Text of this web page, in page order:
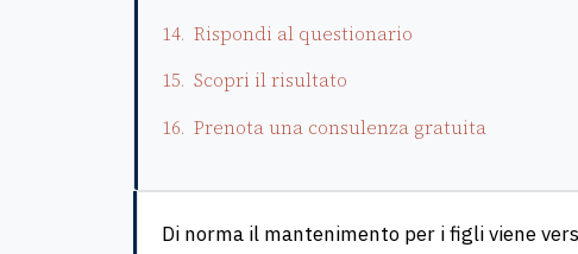
Rispondi al questionario
Scopri il risultato
Prenota una consulenza gratuita
Di norma il mantenimento per i figli viene